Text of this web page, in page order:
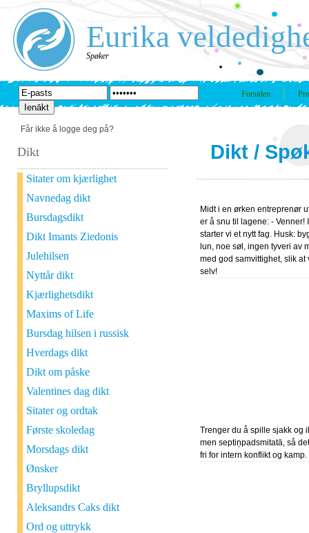
Eurika
Spøker
Forsiden
Får ikke å logge deg på?
Dikt
Sitater om kjærlighet
Navnedag dikt
Bursdagsdikt
Dikt Imants Ziedonis
Julehilsen
Nyttår dikt
Kjærlighetsdikt
Maxims of Life
Bursdag hilsen i russisk
Hverdags dikt
Dikt om påske
Valentines dag dikt
Sitater og ordtak
Første skoledag
Morsdags dikt
Ønsker
Bryllupsdikt
Aleksandrs Caks dikt
Ord og uttrykk
Dikt /
Midt i en ørken entreprenør
er å snu til lagene: - Venner!
starter vi et nytt fag. Husk:
lun, noe søl, ingen tyveri av
med god samvittighet, slik at
selv!
Trenger du å spille sjakk og
men septiņpadsmitatā, så
fri for intern konflikt og kamp.